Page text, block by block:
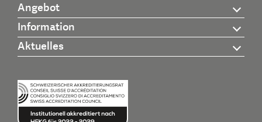
Angebot
Information
Aktuelles